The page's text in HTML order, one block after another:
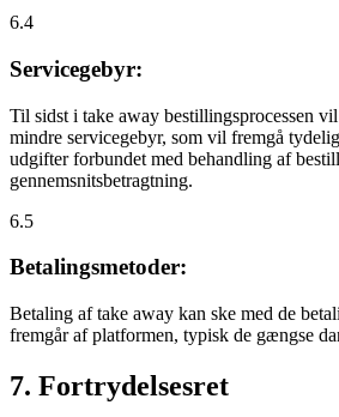
6.4
Servicegebyr:
Til sidst i take away bestillingsprocessen
mindre servicegebyr, som vil fremgå
udgifter forbundet med behandling af
gennemsnitsbetragtning.
6.5
Betalingsmetoder:
Betaling af take away kan ske med de
fremgår af platformen, typisk de gængse
7. Fortrydelsesret